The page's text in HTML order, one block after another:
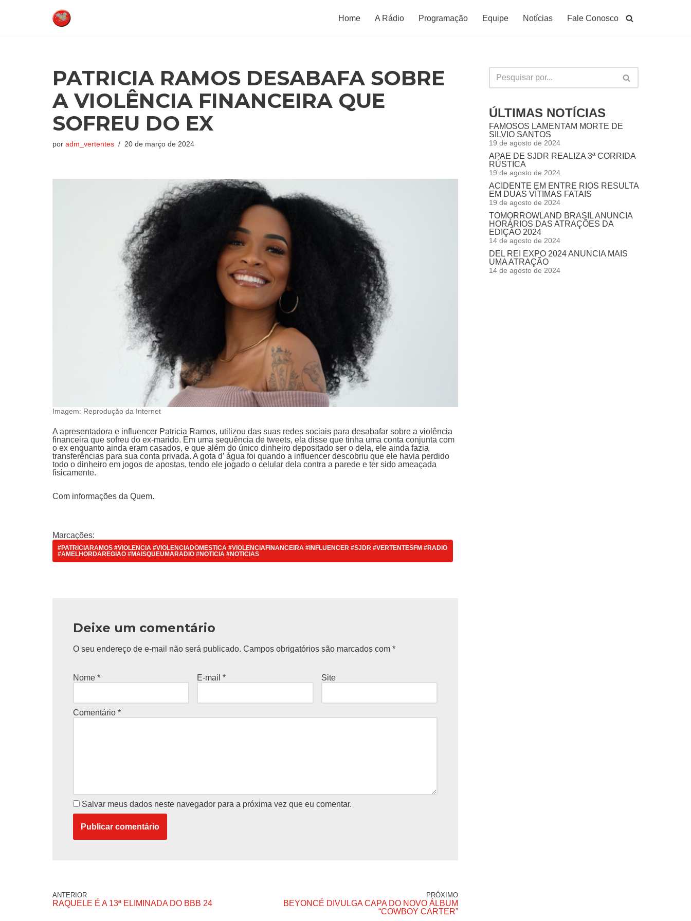
Home A Rádio Programação Equipe Notícias Fale Conosco
PATRICIA RAMOS DESABAFA SOBRE
A VIOLÊNCIA FINANCEIRA QUE
SOFREU DO EX
por adm_vertentes 20 de março de 2024
Imagem: Reprodução da Internet
A apresentadora e influencer Patricia Ramos, utilizou das suas redes sociais para desabafar sobre a violência
financeira que sofreu do ex-marido. Em uma sequência de tweets, ela disse que tinha uma conta conjunta com
o ex enquanto ainda eram casados, e que além do único dinheiro depositado ser o dela, ele ainda fazia
transferências para sua conta privada. A gota d’ água foi quando a influencer descobriu que ele havia perdido
todo o dinheiro em jogos de apostas, tendo ele jogado o celular dela contra a parede e ter sido ameaçada
fisicamente.
Com informações da Quem.
Marcações:
#PATRICIARAMOS #VIOLENCIA #VIOLENCIADOMESTICA #VIOLENCIAFINANCEIRA #INFLUENCER #SJDR #VERTENTESFM #RADIO
#AMELHORDAREGIAO #MAISQUEUMARADIO #NOTICIA #NOTICIAS
Deixe um comentário
O seu endereço de e-mail não será publicado. Campos obrigatórios são marcados com *
Nome * E-mail* Site
Comentário *
Salvar meus dados neste navegador para a próxima vez que eu comentar.
ANTERIOR
RAQUELE É A 13ª ELIMINADA DO BBB 24
PRÓXIMO
BEYONCÉ DIVULGA CAPA DO NOVO ÁLBUM
“COWBOY CARTER”
ÚLTIMAS NOTÍCIAS
FAMOSOS LAMENTAM MORTE DE
SILVIO SANTOS
19 de agosto de 2024
APAE DE SJDR REALIZA 3ª CORRIDA
RÚSTICA
19 de agosto de 2024
ACIDENTE EM ENTRE RIOS RESULTA
EM DUAS VÍTIMAS FATAIS
19 de agosto de 2024
TOMORROWLAND BRASIL ANUNCIA
HORÁRIOS DAS ATRAÇÕES DA
EDIÇÃO 2024
14 de agosto de 2024
DEL REI EXPO 2024 ANUNCIA MAIS
UMA ATRAÇÃO
14 de agosto de 2024